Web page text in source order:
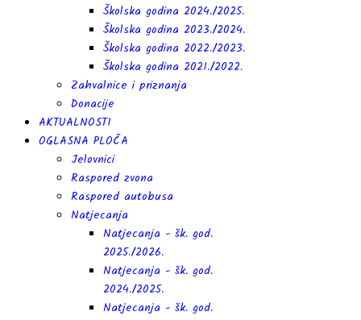
Školska godina 2024./2025.
Školska godina 2023./2024.
Školska godina 2022./2023.
Školska godina 2021./2022.
Zahvalnice i priznanja
Donacije
AKTUALNOSTI
OGLASNA PLOČA
Jelovnici
Raspored zvona
Raspored autobusa
Natjecanja
Natjecanja - šk. god.
2025./2026.
Natjecanja - šk. god.
2024./2025.
Natjecanja - šk. god.